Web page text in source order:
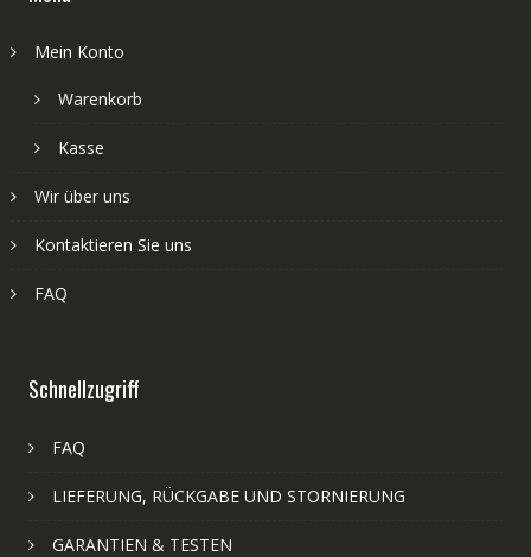
Mein Konto
Warenkorb
Kasse
Wir über uns
Kontaktieren Sie uns
FAQ
Schnellzugriff
FAQ
LIEFERUNG, RÜCKGABE UND STORNIERUNG
GARANTIEN & TESTEN